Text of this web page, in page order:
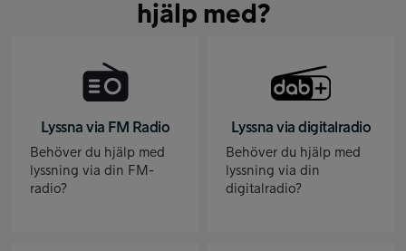
hjälp med?
Lyssna via FM Radio
Behöver du hjälp med
lyssning via din FM-
radio?
Lyssna via digitalradio
Behöver du hjälp med
lyssning via din
digitalradio?